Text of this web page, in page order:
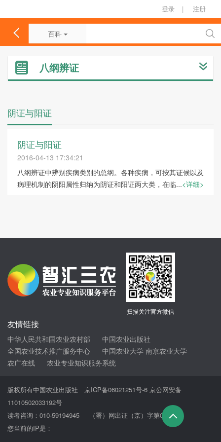
登录 | 注册
百科
八纲辨证
阴证与阳证
阴证与阳证
2016-04-13 17:34:21
八纲辨证中辨别疾病类别的总纲。各种疾病，可按其证候以及
病理机制的阴阳属性归纳为阴证和阳证两大类，在临...<详细>
扫描关注官方微信
友情链接
中华人民共和国农业农村部
中国农业出版社
全国农业技术推广服务中心
中国农业大学 南京农业大学
农广在线
农业专业知识服务系统
版权所有中国农业出版社 京ICP备06021251号-6 京公网安备
11010502033192号
读者咨询：010-59194945 （署）网出证（京）字第069号
您当前的IP是：